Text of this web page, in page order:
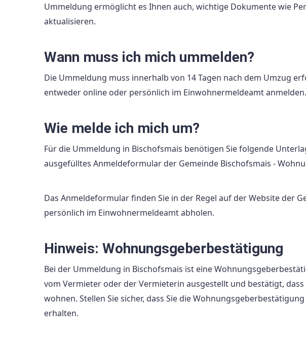
Ummeldung ermöglicht es Ihnen auch, wichtige Dokumente wie
aktualisieren.
Wann muss ich mich ummelden?
Die Ummeldung muss innerhalb von 14 Tagen nach dem Umzug
entweder online oder persönlich im Einwohnermeldeamt anmelden.
Wie melde ich mich um?
Für die Ummeldung in Bischofsmais benötigen Sie folgende
ausgefülltes Anmeldeformular der Gemeinde Bischofsmais -
Das Anmeldeformular finden Sie in der Regel auf der Website der
persönlich im Einwohnermeldeamt abholen.
Hinweis: Wohnungsgeberbestätigung
Bei der Ummeldung in Bischofsmais ist eine
vom Vermieter oder der Vermieterin ausgestellt und bestätigt,
wohnen. Stellen Sie sicher, dass Sie die
erhalten.